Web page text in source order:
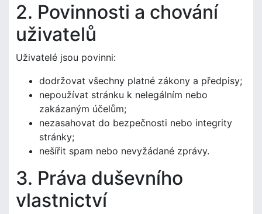
2. Povinnosti a chování
uživatelů
Uživatelé jsou povinni:
dodržovat všechny platné zákony a předpisy;
nepoužívat stránku k nelegálním nebo
zakázaným účelům;
nezasahovat do bezpečnosti nebo integrity
stránky;
nešířit spam nebo nevyžádané zprávy.
3. Práva duševního
vlastnictví